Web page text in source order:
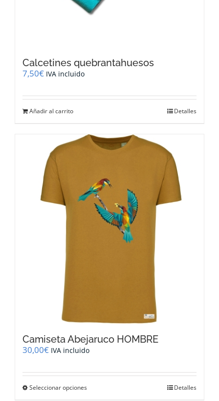
Calcetines quebrantahuesos
7,50€ IVA incluido
Añadir al carrito Detalles
Camiseta Abejaruco HOMBRE
30,00€ IVA incluido
Seleccionar opciones Detalles